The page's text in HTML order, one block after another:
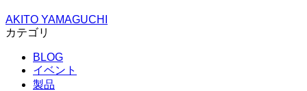
AKITO YAMAGUCHI
カテゴリ
BLOG
イベント
製品